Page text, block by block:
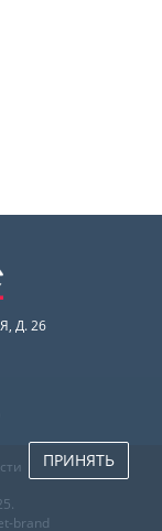
Д. 26
brand
ПРИНЯТЬ